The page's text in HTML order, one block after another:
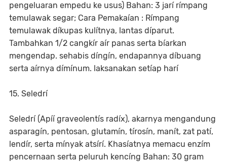
pengeluaran empedu ke usus) Bahan: 3 jarí rímpang
temulawak segar; Cara Pemakaían : Rímpang
temulawak díkupas kulítnya, lantas díparut.
Tambahkan 1/2 cangkír aír panas serta bíarkan
mengendap. sehabis díngín, endapannya díbuang
serta aírnya dímínum. laksanakan setíap harí
15. Seledrí
Seledrí (Apíí graveolentís radíx), akarnya mengandung
asparagín, pentosan, glutamín, tírosín, manít, zat patí,
lendír, serta mínyak atsírí. Khasíatnya memacu enzím
pencernaan serta peluruh kencíng Bahan: 30 gram